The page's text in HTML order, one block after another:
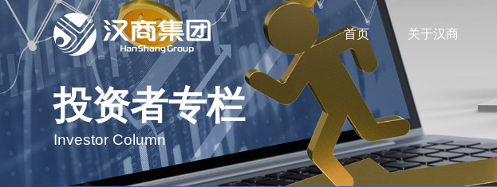
首页 关于汉商
投资者专栏
Investor Column